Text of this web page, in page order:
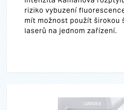
riziko vybuzení
mít možnost použít širokou
laserů na jednom zařízení.